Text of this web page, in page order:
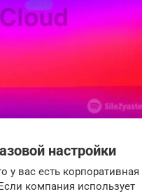
настройки
у вас есть корпоративная
компания использует